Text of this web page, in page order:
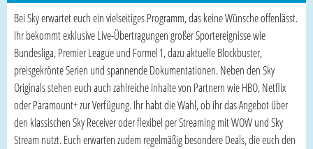
Bei Sky erwartet euch ein vielseitiges Programm, das keine Wünsche offenlässt.
Ihr bekommt exklusive Live-Übertragungen großer Sportereignisse wie
Bundesliga, Premier League und Formel 1, dazu aktuelle Blockbuster,
preisgekrönte Serien und spannende Dokumentationen. Neben den Sky
Originals stehen euch auch zahlreiche Inhalte von Partnern wie HBO, Netflix
oder Paramount+ zur Verfügung. Ihr habt die Wahl, ob ihr das Angebot über
den klassischen Sky Receiver oder flexibel per Streaming mit WOW und Sky
Stream nutzt. Euch erwarten zudem regelmäßig besondere Deals, die euch den